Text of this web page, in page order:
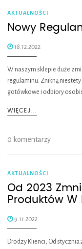
AKTUALNOŚCI
Nowy
18.12.2022
W naszym sklepie duże
regulaminu. Znikną niestety
gotówkowe i odbiory
WIĘCEJ...
0 komentarzy
AKTUALNOŚCI
Od 2023
Produktów W
9.11.2022
Drodzy Klienci, Od